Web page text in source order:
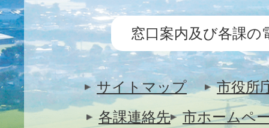
窓口案内及び各課の
サイトマップ
市役所
各課連絡先
市ホームペ